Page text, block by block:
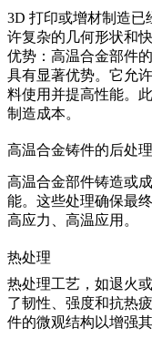
3D 打印或增材制造已
许复杂的几何形状和
优势：高温合金部件
具有显著优势。它允
料使用并提高性能。
制造成本。
高温合金铸件的后处理
高温合金部件铸造或
能。这些处理确保最
高应力、高温应用。
热处理
热处理工艺，如退火
了韧性、强度和抗热疲
件的微观结构以增强